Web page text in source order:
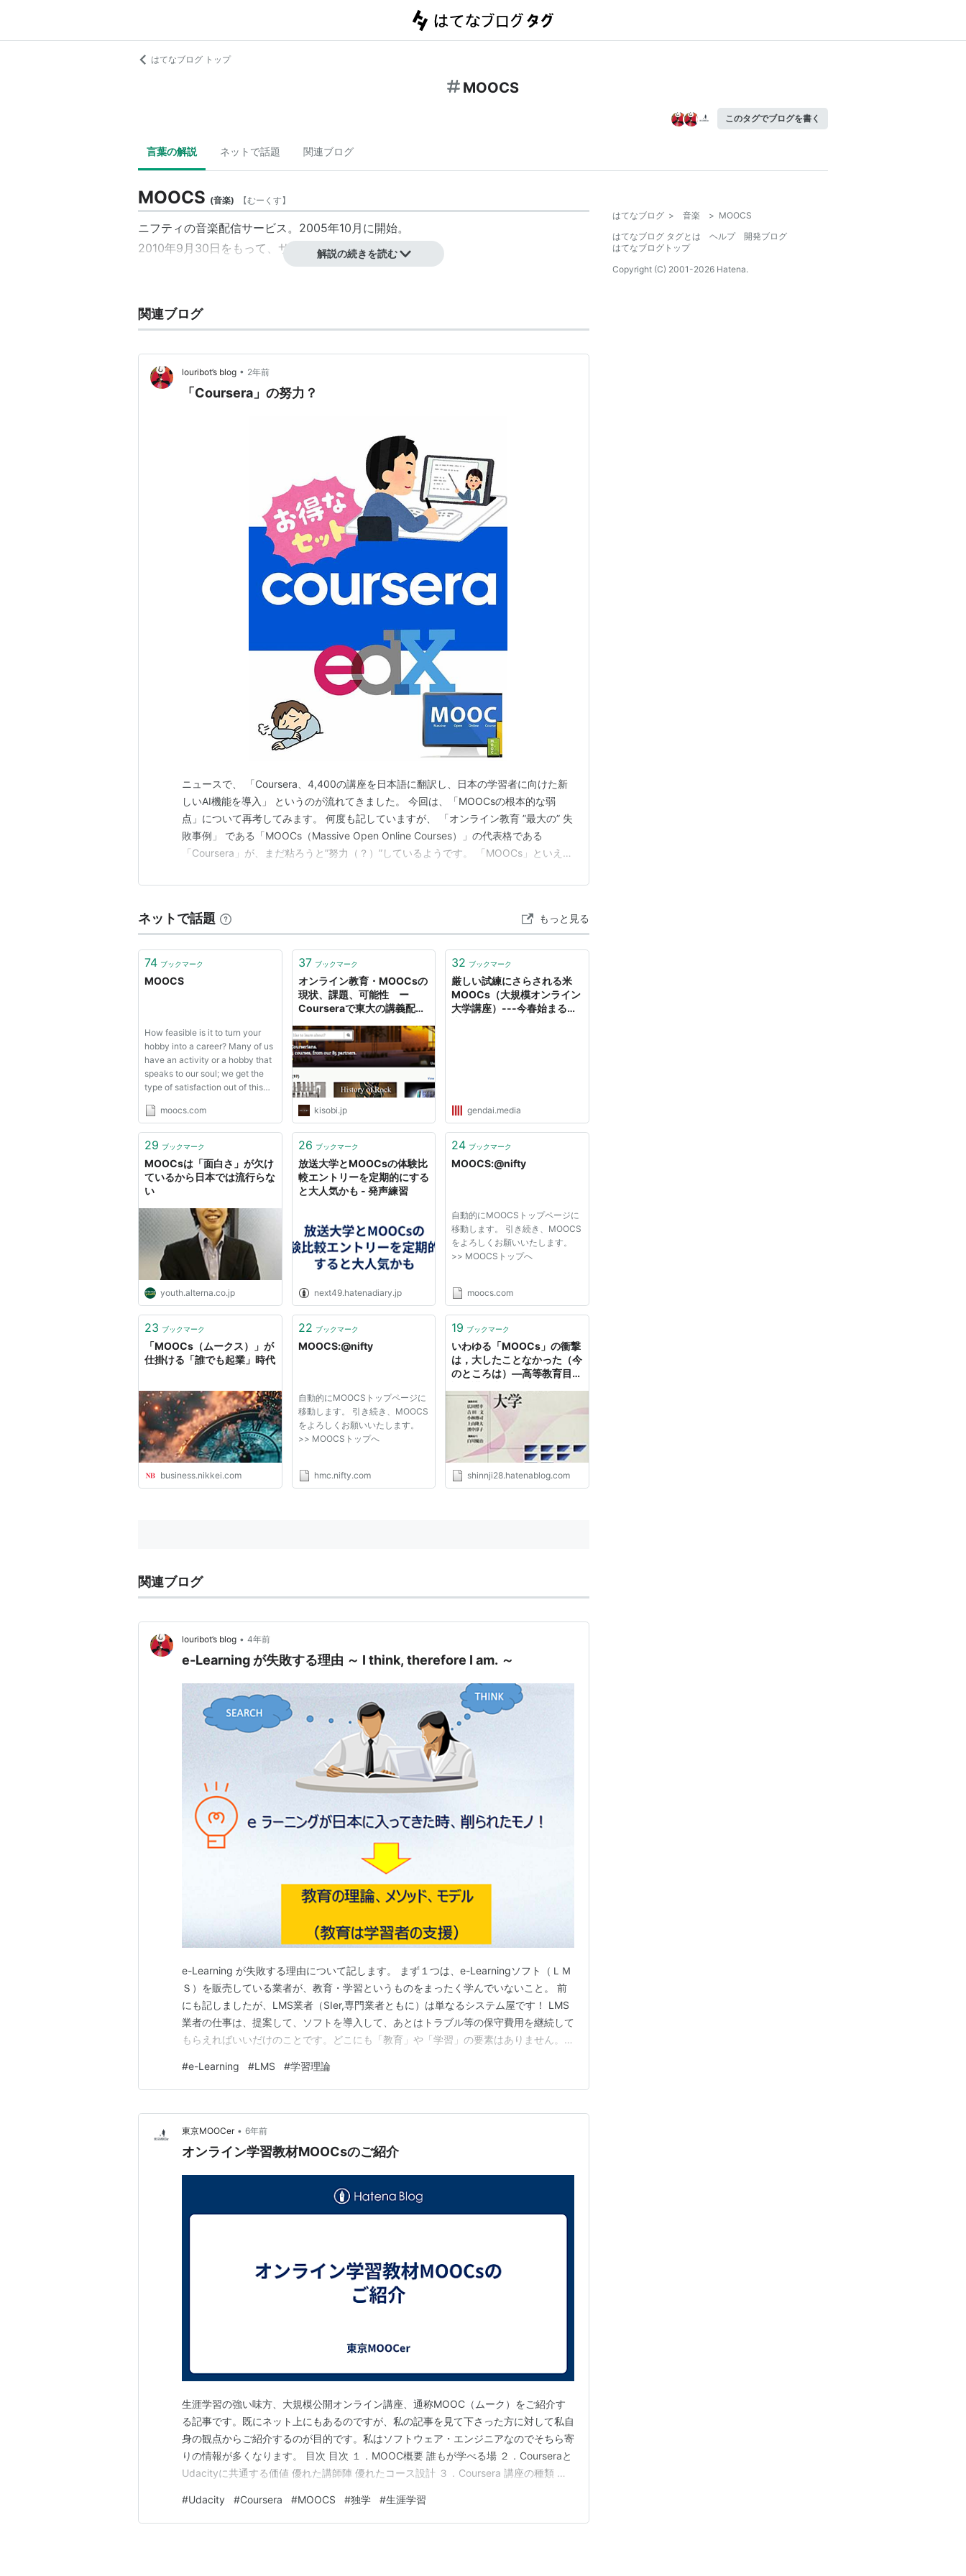
はてなブログ トップ
MOOCS
このタグでブログを書く
言葉の解説 ネットで話題 関連ブログ
MOOCS (音楽) 【むーくす】
ニフティの音楽配信サービス。2005年10月に開始。
2010年9月30日をもって、サービス終了。解説の続きを読む
関連ブログ
louribot’s blog • 2年前
「Coursera」の努力？
ニュースで、 「Coursera、4,400の講座を日本語に翻訳し、日本の学習者に向けた新
しいAI機能を導入」 というのが流れてきました。 今回は、「MOOCsの根本的な弱
点」について再考してみます。 何度も記していますが、 「オンライン教育 ”最大の” 失
敗事例」 である「MOOCs（Massive Open Online Courses）」の代表格である
「Coursera」が、まだ粘ろうと”努力（？）”しているようです。 「MOOCs」といえ
タンフォード大学コンピュータサイエンス教授アン…
ネットで話題 もっと見る
74 ブックマーク
MOOCS
How feasible is it to turn your
hobby into a career? Many of us
have an activity or a hobby that
speaks to our soul; we get the
type of satisfaction out of this
to. read more
moocs.com
37 ブックマーク
オンライン教育・MOOCsの
現状、課題、可能性 ー
Courseraで東大の講義配信
kisobi.jp
32 ブックマーク
厳しい試練にさらされる米
MOOCs（大規模オンライン
大学講座）---今春始まる日
gendai.media
29 ブックマーク
MOOCsは「面白さ」が欠け
ているから日本では流行らな
い
youth.alterna.co.jp
26 ブックマーク
放送大学とMOOCsの体験比
較エントリーを定期的にする
と大人気かも - 発声練習
next49.hatenadiary.jp
24 ブックマーク
MOOCS:@nifty
自動的にMOOCSトップページに
移動します。 引き続き、MOOCS
をよろしくお願いいたします。
>> MOOCSトップへ
moocs.com
23 ブックマーク
「MOOCs（ムークス）」が
仕掛ける「誰でも起業」時代
business.nikkei.com
22 ブックマーク
MOOCS:@nifty
自動的にMOOCSトップページに
移動します。 引き続き、MOOCS
をよろしくお願いいたします。
>> MOOCSトップへ
hmc.nifty.com
19 ブックマーク
いわゆる「MOOCs」の衝撃
は，大したこ​となかった（今
のところは）―高等教育目標
続）：藤村正司先生の課題か
ら― - 松宮慎治の憂鬱
shinnji28.hatenablog.com
関連ブログ
louribot’s blog • 4年前
e-Learning が失敗する理由 ～ I think, therefore I am. ～
e-Learning が失敗する理由について記します。 まず１つは、e-Learningソフト（ＬＭ
Ｓ）を販売している業者が、教育・学習というものをまったく学んでいないこと。 前
にも記しましたが、LMS業者（SIer,専門業者ともに）は単なるシステム屋です！ LMS
業者の仕事は、提案して、ソフトを導入して、あとはトラブル等の保守費用を継続して
もらえればいいだけのことです。どこにも「教育」や「学習」の要素はありません。
「教育」「学習」についての話を聞いたためしがありません（もちろん、ビジネストレ
ンドになってるような内…
#e-Learning #LMS #学習理論
東京MOOCer • 6年前
オンライン学習教材MOOCsのご紹介
生涯学習の強い味方、大規模公開オンライン講座、通称MOOC（ムーク）をご紹介す
る記事です。既にネット上にもあるのですが、私の記事を見て下さった方に対して私自
身の観点からご紹介するのが目的です。私はソフトウェア・エンジニアなのでそちら寄
りの情報が多くなります。 目次 目次 １．MOOC概要 誰もが学べる場 ２．Courseraと
Udacityに共通する価値 優れた講師陣 優れたコース設計 ３．Coursera 講座の種類 費
要 世界中の大学や企業が様々な講義を開講する場です。学習機会を広く提供するとい
う…
#Udacity #Coursera #MOOCS #独学 #生涯学習
はてなブログ > 音楽 > MOOCS
はてなブログ タグとは
ヘルプ
開発ブログ
はてなブログトップ
Copyright (C) 2001-2026 Hatena.